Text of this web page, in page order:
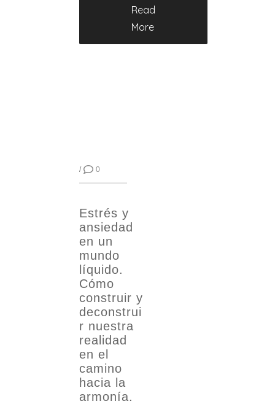
Read
More
/ 0
Estrés y
ansiedad
en un
mundo
líquido.
Cómo
construir y
deconstrui
r nuestra
realidad
en el
camino
hacia la
armonía.